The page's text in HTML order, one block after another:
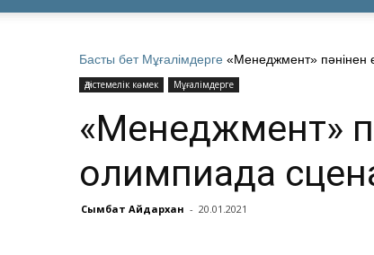
Басты бет Мұғалімдерге «Менеджмент» пәнінен
Әдістемелік көмек Мұғалімдерге
«Менеджмент»
олимпиада
Сымбат Айдархан - 20.01.2021